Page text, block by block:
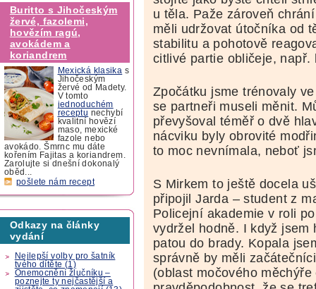
Buritto s Jihočeským
žervé, fazolemi,
hovězím ragú,
avokádem a
koriandrem
Mexická klasika s
Jihočeským
žervé od Madety.
V tomto
jednoduchém
receptu nechybí
kvalitní hovězí
maso, mexické
fazole nebo
avokádo. Šmrnc mu dáte
kořením Fajitas a koriandrem.
Zarolujte si dnešní dokonalý
oběd...
pošlete nám recept
Odkazy na články
vydání
Nejlepší volby pro šatník
tvého dítěte (1)
Onemocnění žlučníku –
poznejte ty nejčastější a
u těla. Paže zároveň
měli udržovat útočníka od
stabilitu a pohotově
citlivé partie obličeje,
Zpočátku jsme trénovaly
se partneři museli měnit.
převyšoval téměř o dvě
nácviku byly obrovité
to moc nevnímala, neboť
S Mirkem to ještě docela
připojil Jarda – student z
Policejní akademie v roli
vydržel hodně. I když jsem
patou do brady. Kopala
správně by měli
(oblast močového